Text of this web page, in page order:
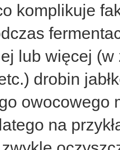
komplikuje
lub więcej
drobin
owocowego
na